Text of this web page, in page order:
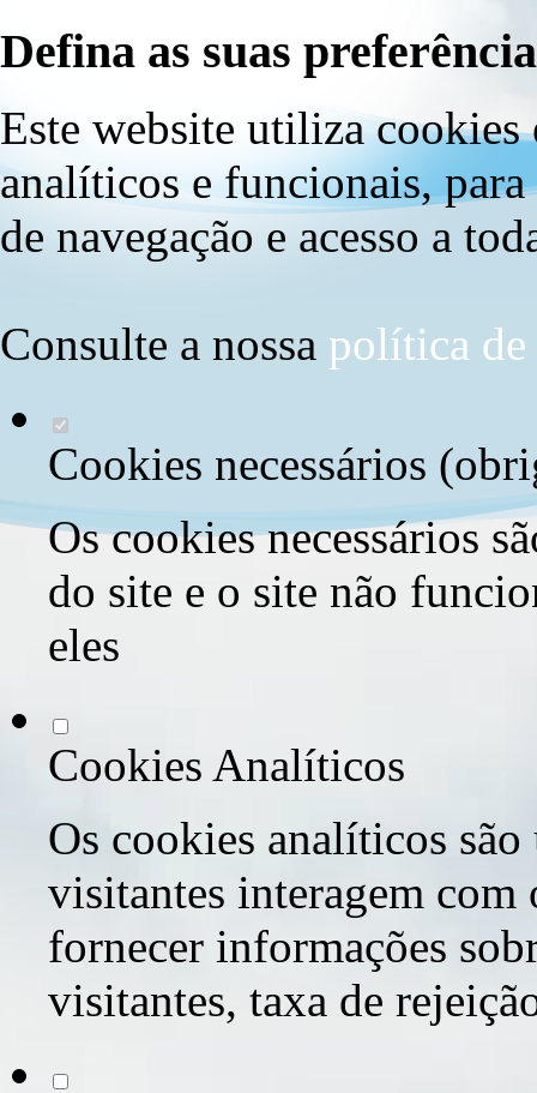
Defina as suas
Este website utiliza cookies
analíticos e funcionais,
de navegação e acesso a
Consulte a nossa política de
Cookies necessários
Os cookies necessários
do site e o site não
eles
Cookies Analíticos
Os cookies analíticos são
visitantes interagem com
fornecer informações
visitantes, taxa de